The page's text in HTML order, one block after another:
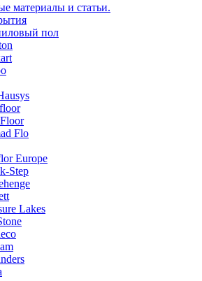
материалы и статьи.
пол
Flo
Europe
Step
Lakes